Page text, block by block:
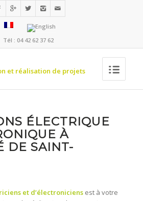
Tél : 04 42 62 37 62
ÉLECTRIQUE
À
DE SAINT-
et d’électroniciensest à votre